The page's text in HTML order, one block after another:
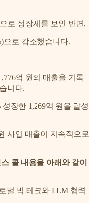
로 성장세를 보인 반면,
으로 감소했습니다.
억 원의 매출을 기록
니다.
장한 1,269억 원을 달성
사업 매출이 지속적으로
콜 내용을 아래와 같이
벌 빅 테크와 LLM 협력